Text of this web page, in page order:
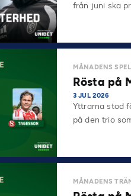
från juni ska
MÅNADENS
Rösta på
3 JUL 2026
Yttrarna stod
på den trio
MÅNADENS